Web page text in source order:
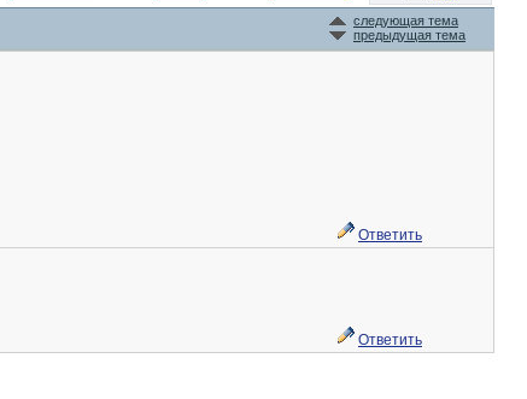
следующая тема
предыдущая тема
Ответить
Ответить